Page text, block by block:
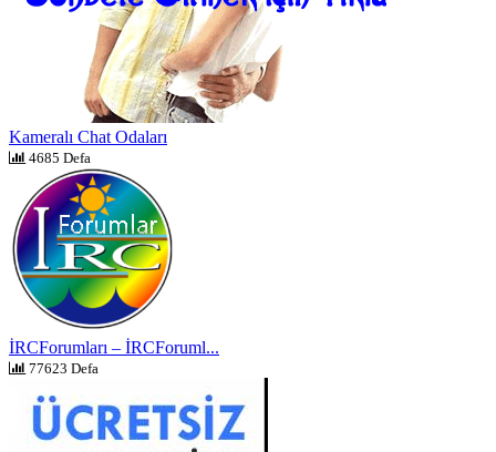
Kameralı Chat Odaları
4685 Defa
İRCForumları – İRCForuml...
77623 Defa